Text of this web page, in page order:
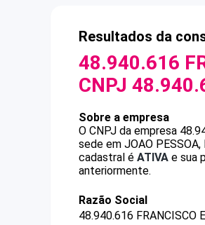
Resultados da
48.940.616
CNPJ
Sobre a empresa
O CNPJ da empresa
sede em JOAO
cadastral é ATIVA e sua
anteriormente.
Razão Social
48.940.616 FRANCISCO